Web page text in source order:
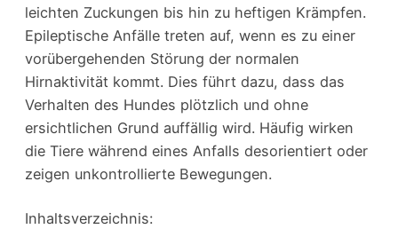
leichten Zuckungen bis hin zu heftigen Krämpfen.
Epileptische Anfälle treten auf, wenn es zu einer
vorübergehenden Störung der normalen
Hirnaktivität kommt. Dies führt dazu, dass das
Verhalten des Hundes plötzlich und ohne
ersichtlichen Grund auffällig wird. Häufig wirken
die Tiere während eines Anfalls desorientiert oder
zeigen unkontrollierte Bewegungen.
Inhaltsverzeichnis: